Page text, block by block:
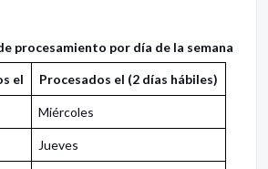
procesamiento por día de la semana
el Procesados el (2 días hábiles)
Miércoles
Jueves